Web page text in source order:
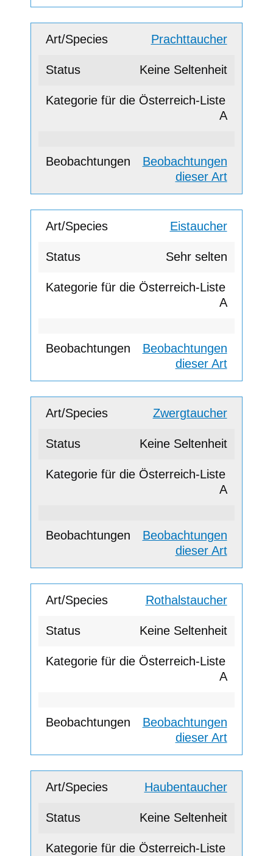
Prachttaucher
Keine Seltenheit
A
Beobachtungen
dieser Art
Eistaucher
Sehr selten
A
Beobachtungen
dieser Art
Zwergtaucher
Keine Seltenheit
A
Beobachtungen
dieser Art
Rothalstaucher
Keine Seltenheit
A
Beobachtungen
dieser Art
Haubentaucher
Keine Seltenheit